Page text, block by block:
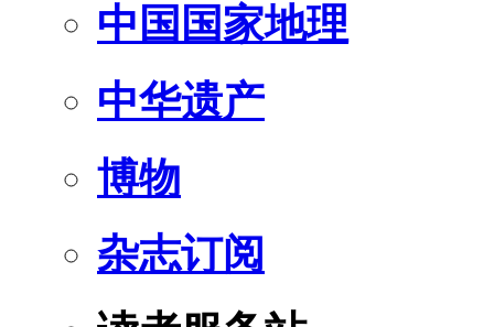
中国国家地理
中华遗产
博物
杂志订阅